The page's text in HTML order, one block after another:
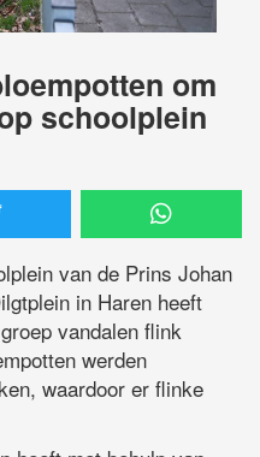
om
schoolplein
van de Prins Johan
in Haren heeft
vandalen flink
werden
waardoor er flinke